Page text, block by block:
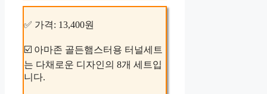
✅ 가격: 13,400원
☑️ 아마존 골든햄스터용 터널세트
는 다채로운 디자인의 8개 세트입
니다.